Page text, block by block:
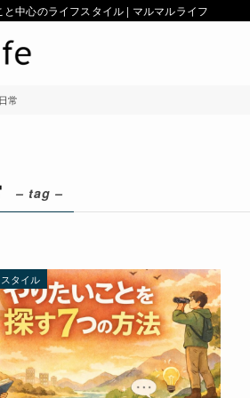
と中心のライフスタイル | マルマルライフ
日常
– tag –
タイル